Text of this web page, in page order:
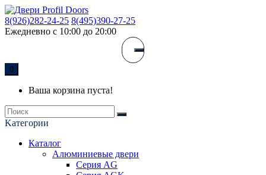
8(926)282-24-25 8(495)390-27-25
Ежедневно с 10:00 до 20:00
0
Ваша корзина пуста!
Kатегории
Каталог
Алюминиевые двери
Серия AG